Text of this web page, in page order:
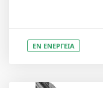
ΕΝ ΕΝΕΡΓΕΙΑ